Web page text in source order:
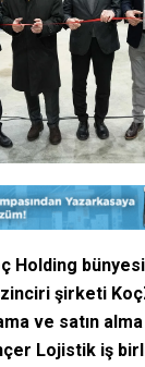
Holding
şirketi
ve satın
Lojistik iş